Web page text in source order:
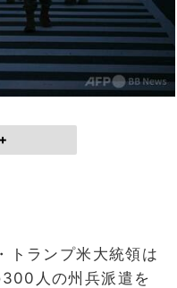
トランプ米大統領は
人の州兵派遣を